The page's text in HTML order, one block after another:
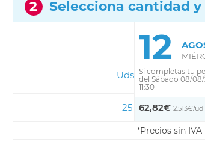
2 Selecciona cantidad
Uds
12
Si completas tu
del Sábado 08/
11:30
25 62,82€ 2.513€/ud
Precios sin